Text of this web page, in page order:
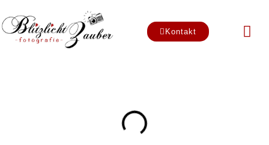
Inhalt
springen
Kontakt